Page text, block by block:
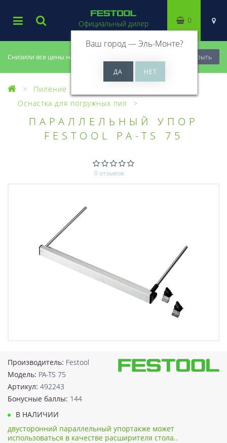
Снизили все цены на 20%, успей купить! Закрыть
Официальный дилер
Ваш город —Эль-Монте?
0
Пиление
Оснастка для погружных пил
ПАРАЛЛЕЛЬНЫЙ УПОР
FESTOOL PA-TS 75
0 отзывов
Производитель: Festool
Модель: PA-TS 75
Артикул: 492243
Бонусные баллы: 144
В НАЛИЧИИ
двусторонний параллельный упортакже может
использоваться в качестве расширителя стола..